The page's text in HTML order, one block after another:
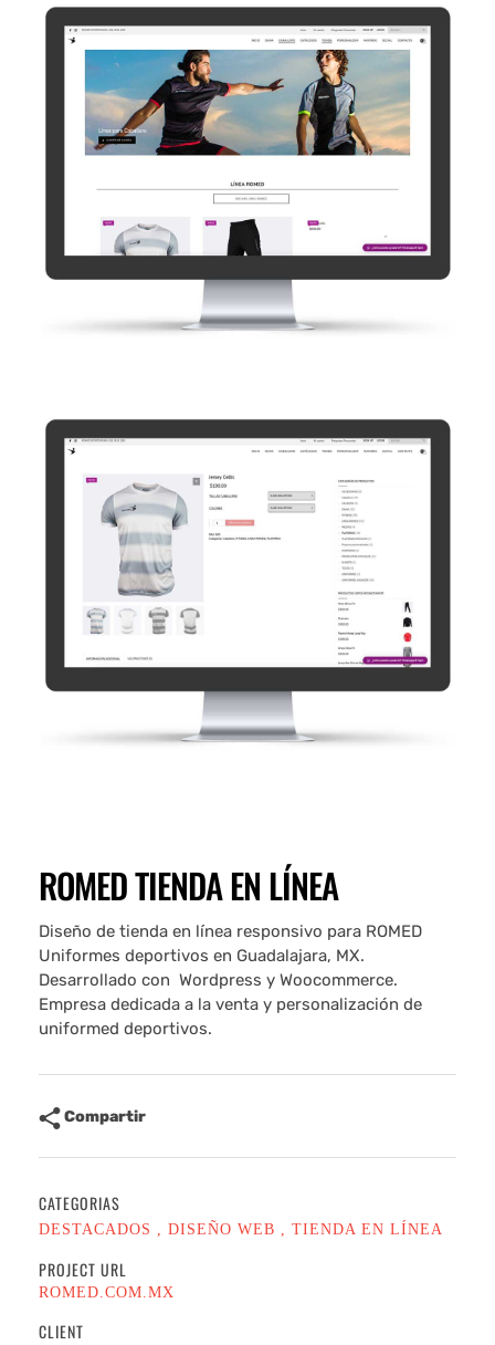
ROMED TIENDA EN LÍNEA
Diseño de tienda en línea responsivo para ROMED
Uniformes deportivos en Guadalajara, MX.
Desarrollado con Wordpress y Woocommerce.
Empresa dedicada a la venta y personalización de
uniformed deportivos.
Compartir
CATEGORIAS
DESTACADOS DISEÑO WEB TIENDA EN LÍNEA
PROJECT URL
ROMED.COM.MX
CLIENT